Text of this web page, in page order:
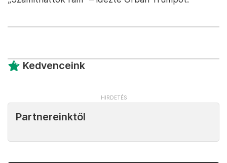
Kedvenceink
Partnereinktől